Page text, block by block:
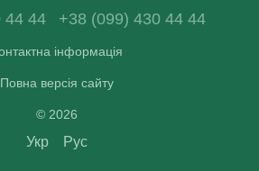
44 44 +38 (099) 430 44 44
інформація
Повна версія сайту
© 2026
Укр Рус